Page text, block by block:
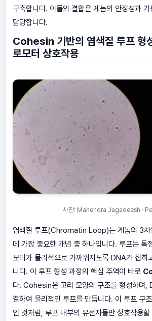
구축합니다. 이들의 결합은 게놈의 안정성과 기
담당합니다.
Cohesin 기반의 염색질 루프 형
로모터 상호작용
사진: Mahendra Jagadeesh ·
염색질 루프(Chromatin Loop)는 게놈의 3차
데 가장 중요한 개념 중 하나입니다. 루프는 특
모터가 물리적으로 가까워지도록 DNA가 접히
니다. 이 루프 형성 과정의 핵심 주역이 바로
다. Cohesin은 고리 모양의 구조를 형성하며,
결하여 물리적인 루프를 만듭니다. 이 루프 구
인 것처럼, 루프 내부의 유전자들만 상호작용